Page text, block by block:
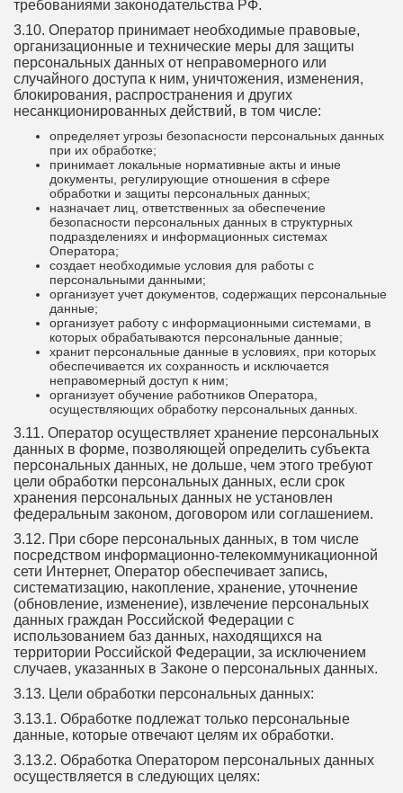
требованиями законодательства РФ.
3.10. Оператор принимает необходимые правовые,
организационные и технические меры для защиты
персональных данных от неправомерного или
случайного доступа к ним, уничтожения, изменения,
блокирования, распространения и других
несанкционированных действий, в том числе:
определяет угрозы безопасности персональных данных
при их обработке;
принимает локальные нормативные акты и иные
документы, регулирующие отношения в сфере
обработки и защиты персональных данных;
назначает лиц, ответственных за обеспечение
безопасности персональных данных в структурных
подразделениях и информационных системах
Оператора;
создает необходимые условия для работы с
персональными данными;
организует учет документов, содержащих персональные
данные;
организует работу с информационными системами, в
которых обрабатываются персональные данные;
хранит персональные данные в условиях, при которых
обеспечивается их сохранность и исключается
неправомерный доступ к ним;
организует обучение работников Оператора,
осуществляющих обработку персональных данных.
3.11. Оператор осуществляет хранение персональных
данных в форме, позволяющей определить субъекта
персональных данных, не дольше, чем этого требуют
цели обработки персональных данных, если срок
хранения персональных данных не установлен
федеральным законом, договором или соглашением.
3.12. При сборе персональных данных, в том числе
посредством информационно-телекоммуникационной
сети Интернет, Оператор обеспечивает запись,
систематизацию, накопление, хранение, уточнение
(обновление, изменение), извлечение персональных
данных граждан Российской Федерации с
использованием баз данных, находящихся на
территории Российской Федерации, за исключением
случаев, указанных в Законе о персональных данных.
3.13. Цели обработки персональных данных:
3.13.1. Обработке подлежат только персональные
данные, которые отвечают целям их обработки.
3.13.2. Обработка Оператором персональных данных
осуществляется в следующих целях: